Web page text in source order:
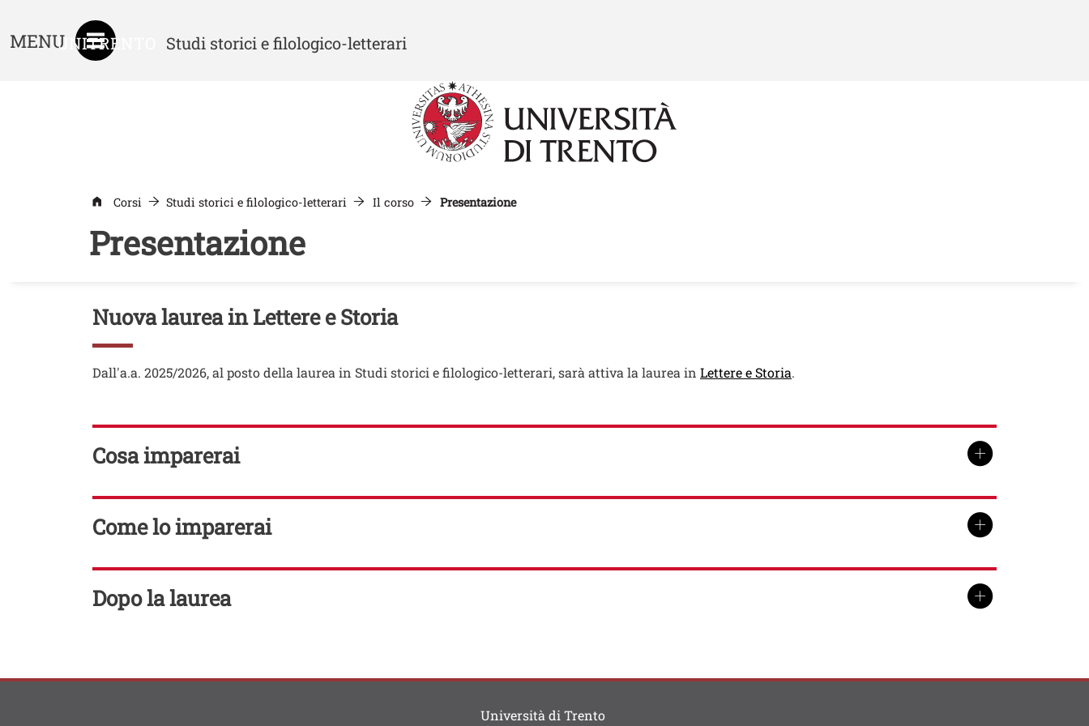
UNITRENTO Studi storici e filologico-letterari
MENU
Corsi Studi storici e filologico-letterari Il corso Presentazione
Presentazione
Contenuto
Titolo
Nuova laurea in Lettere e Storia
Testo
Dall'a.a. 2025/2026, al posto della laurea in Studi storici e filologico-letterari, sarà attiva la laurea in Lettere e Storia.
TITOLO
Cosa imparerai
TITOLO
Come lo imparerai
TITOLO
Dopo la laurea
Università di Trento